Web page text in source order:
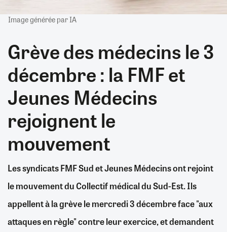
Image générée par IA
Grève des médecins le 3
décembre : la FMF et
Jeunes Médecins
rejoignent le
mouvement
Les syndicats FMF Sud et Jeunes Médecins ont rejoint
le mouvement du Collectif médical du Sud-Est. Ils
appellent à la grève le mercredi 3 décembre face "aux
attaques en règle" contre leur exercice, et demandent